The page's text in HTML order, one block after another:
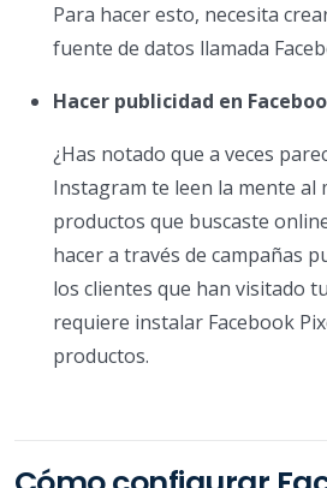
Para hacer esto, necesita
fuente de datos llamada
Hacer publicidad en
¿Has notado que a veces
Instagram te leen la mente al
productos que buscaste
hacer a través de campañas
los clientes que han visitado
requiere instalar Facebook
productos.